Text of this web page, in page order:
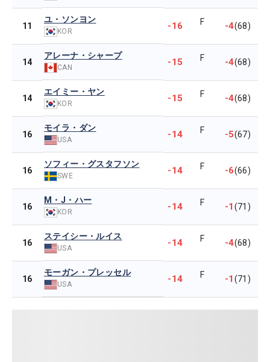
11
ユ・ソンヨン
KOR -16 F -4(68)
14
アレーナ・シャープ
CAN -15 F -4(68)
14
エイミー・ヤン
KOR -15 F -4(68)
16
モイラ・ダン
USA -14 F -5(67)
16
ソフィー・グスタフソン
SWE -14 F -6(66)
16
M・J・ハー
KOR -14 F -1(71)
16
ステイシー・ルイス
USA -14 F -4(68)
16
モーガン・プレッセル
USA -14 F -1(71)